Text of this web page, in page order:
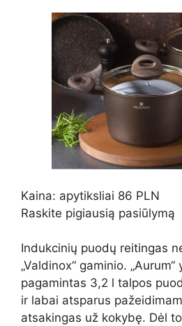
Kaina: apytiksliai 86 PLN
Raskite pigiausią pasiūlymą
Indukcinių puodų reitingas
„Valdinox“ gaminio.
pagamintas 3,2 l talpos
ir labai atsparus
atsakingas už kokybę. Dėl